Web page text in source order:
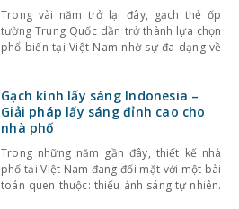
Trong vài năm trở lại đây, gạch thẻ ốp
tường Trung Quốc dần trở thành lựa chọn
phổ biến tại Việt Nam nhờ sự đa dạng về
không ngừng được cải thiện, đáp ứng tốt
nhu cầu sử
Gạch kính lấy sáng Indonesia –
Giải pháp lấy sáng đỉnh cao cho
nhà phố
Trong những năm gần đây, thiết kế nhà
phố tại Việt Nam đang đối mặt với một bài
toán quen thuộc: thiếu ánh sáng tự nhiên.